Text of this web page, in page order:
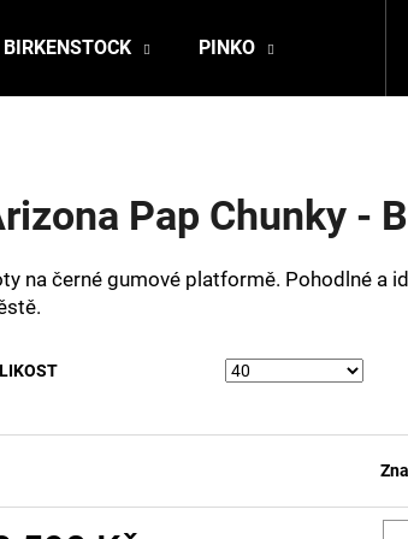
BIRKENSTOCK PINKO DALE OF
Pap Chunky -
na černé gumové platformě. Pohodlné a